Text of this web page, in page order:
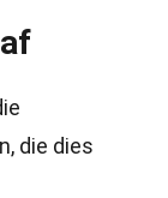
die dies